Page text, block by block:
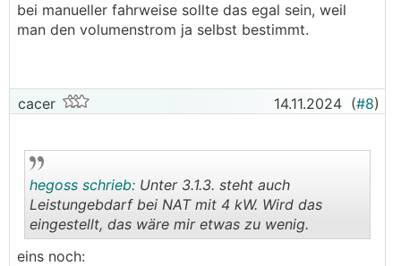
bei manueller fahrweise sollte das egal sein, weil
man den volumenstrom ja selbst bestimmt.
cacer 14.11.2024 (#8)
hegoss schrieb: Unter 3.1.3. steht auch
Leistungebdarf bei NAT mit 4 kW. Wird das
eingestellt, das wäre mir etwas zu wenig.
eins noch: